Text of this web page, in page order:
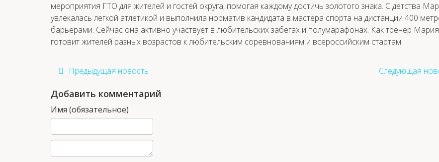
мероприятия ГТО для жителей и гостей округа, помогая каждому достичь золотого знака. С детства
увлекалась легкой атлетикой и выполнила норматив кандидата в мастера спорта на дистанции 400
барьерами. Сейчас она активно участвует в любительских забегах и полумарафонах. Как тренер
готовит жителей разных возрастов к любительским соревнованиям и всероссийским стартам.
Предыдущая новость Следующая
Добавить комментарий
Имя (обязательное)